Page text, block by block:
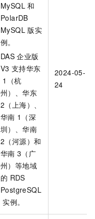
MySQL 和
PolarDB
MySQL 版实
例。
DAS 企业版
V3 支持华东
1（杭
州）、华东
2（上海）、
华南 1（深
圳）、华南
2（河源）和
华南 3（广
州）等地域
的 RDS
PostgreSQL
实例。
2024-05-
24